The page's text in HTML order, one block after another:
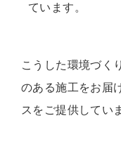
ています。
こうした環境づく
のある施工をお届
スをご提供してい